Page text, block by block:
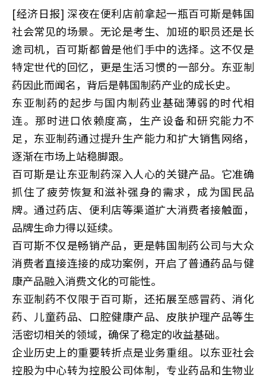
[经济日报] 深夜在便利店前拿起一瓶百可斯是韩国
社会常见的场景。无论是考生、加班的职员还是长
途司机，百可斯都曾是他们手中的选择。这不仅是
特定世代的回忆，更是生活习惯的一部分。东亚制
药因此而闻名，背后是韩国制药产业的成长史。
东亚制药的起步与国内制药业基础薄弱的时代相
连。那时进口依赖度高，生产设备和研究能力不
足，东亚制药通过提升生产能力和扩大销售网络，
逐渐在市场上站稳脚跟。
百可斯是让东亚制药深入人心的关键产品。它准确
抓住了疲劳恢复和滋补强身的需求，成为国民品
牌。通过药店、便利店等渠道扩大消费者接触面，
品牌生命力得以延续。
百可斯不仅是畅销产品，更是韩国制药公司与大众
消费者直接连接的成功案例，开启了普通药品与健
康产品融入消费文化的可能性。
东亚制药不仅限于百可斯，还拓展至感冒药、消化
药、儿童药品、口腔健康产品、皮肤护理产品等生
活密切相关的领域，确保了稳定的收益基础。
企业历史上的重要转折点是业务重组。以东亚社会
控股为中心转为控股公司体制，专业药品和生物业